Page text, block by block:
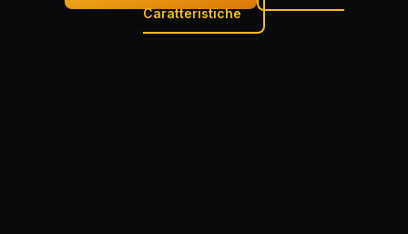
Caratteristiche